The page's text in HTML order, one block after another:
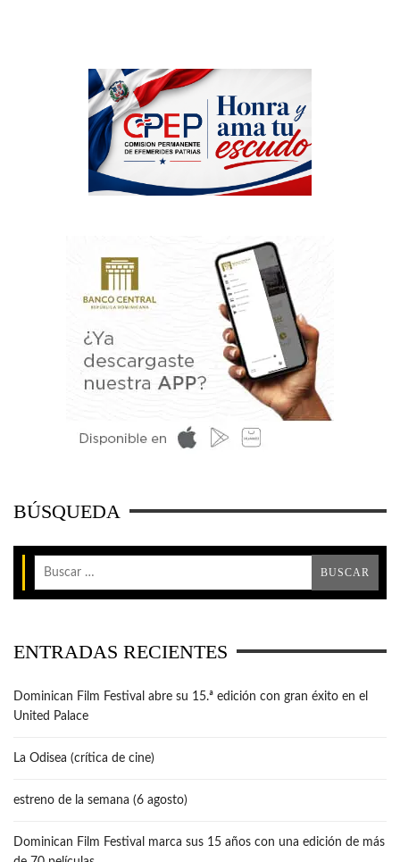
BÚSQUEDA
ENTRADAS RECIENTES
Dominican Film Festival abre su 15.ª edición con gran éxito en el
United Palace
La Odisea (crítica de cine)
estreno de la semana (6 agosto)
Dominican Film Festival marca sus 15 años con una edición de más